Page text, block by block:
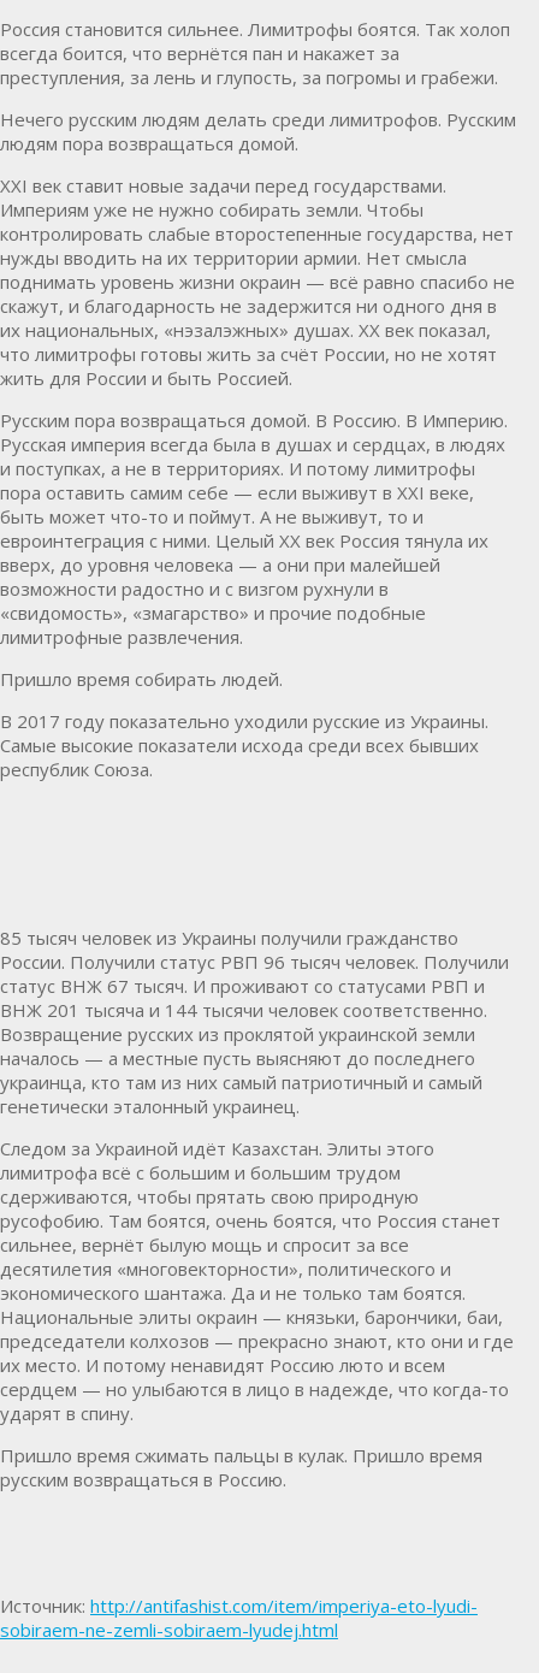
Россия становится сильнее. Лимитрофы боятся. Так холоп
всегда боится, что вернётся пан и накажет за
преступления, за лень и глупость, за погромы и грабежи.
Нечего русским людям делать среди лимитрофов. Русским
людям пора возвращаться домой.
XXI век ставит новые задачи перед государствами.
Империям уже не нужно собирать земли. Чтобы
контролировать слабые второстепенные государства, нет
нужды вводить на их территории армии. Нет смысла
поднимать уровень жизни окраин — всё равно спасибо не
скажут, и благодарность не задержится ни одного дня в
их национальных, «нэзалэжных» душах. XX век показал,
что лимитрофы готовы жить за счёт России, но не хотят
жить для России и быть Россией.
Русским пора возвращаться домой. В Россию. В Империю.
Русская империя всегда была в душах и сердцах, в людях
и поступках, а не в территориях. И потому лимитрофы
пора оставить самим себе — если выживут в XXI веке,
быть может что-то и поймут. А не выживут, то и
евроинтеграция с ними. Целый XX век Россия тянула их
вверх, до уровня человека — а они при малейшей
возможности радостно и с визгом рухнули в
«свидомость», «змагарство» и прочие подобные
лимитрофные развлечения.
Пришло время собирать людей.
В 2017 году показательно уходили русские из Украины.
Самые высокие показатели исхода среди всех бывших
республик Союза.
85 тысяч человек из Украины получили гражданство
России. Получили статус РВП 96 тысяч человек. Получили
статус ВНЖ 67 тысяч. И проживают со статусами РВП и
ВНЖ 201 тысяча и 144 тысячи человек соответственно.
Возвращение русских из проклятой украинской земли
началось — а местные пусть выясняют до последнего
украинца, кто там из них самый патриотичный и самый
генетически эталонный украинец.
Следом за Украиной идёт Казахстан. Элиты этого
лимитрофа всё с большим и большим трудом
сдерживаются, чтобы прятать свою природную
русофобию. Там боятся, очень боятся, что Россия станет
сильнее, вернёт былую мощь и спросит за все
десятилетия «многовекторности», политического и
экономического шантажа. Да и не только там боятся.
Национальные элиты окраин — князьки, барончики, баи,
председатели колхозов — прекрасно знают, кто они и где
их место. И потому ненавидят Россию люто и всем
сердцем — но улыбаются в лицо в надежде, что когда-то
ударят в спину.
Пришло время сжимать пальцы в кулак. Пришло время
русским возвращаться в Россию.
Источник: http://antifashist.com/item/imperiya-eto-lyudi-
sobiraem-ne-zemli-sobiraem-lyudej.html